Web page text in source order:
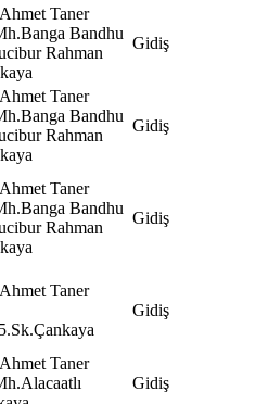
Taner
Bandhu
Rahman
Gidiş
Taner
Bandhu
Rahman
Gidiş
Taner
Bandhu
Rahman
Gidiş
Taner
Gidiş
Taner
Gidiş